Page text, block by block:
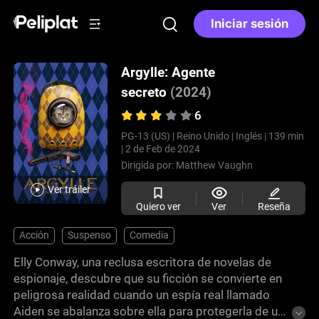
Iniciar sesión
Ver tráiler
Argylle: Agente
secreto (2024)
6
PG-13 (US) | Reino Unido | Inglés | 139 min
| 2 de Feb de 2024
Dirigida por: Matthew Vaughn
Quiero ver Ver Reseña
Acción Suspenso Comedia
Elly Conway, una reclusa escritora de novelas de
espionaje, descubre que su ficción se convierte en
peligrosa realidad cuando un espía real llamado
Aiden se abalanza sobre ella para protegerla de un